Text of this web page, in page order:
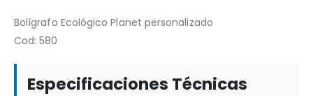
Bolígrafo Ecológico Planet personalizado
Cod: 580
Especificaciones Técnicas